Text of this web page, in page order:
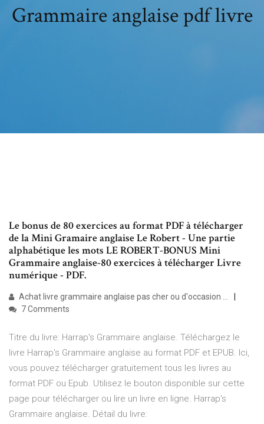
Grammaire anglaise pdf livre
Le bonus de 80 exercices au format PDF à télécharger
de la Mini Gramaire anglaise Le Robert - Une partie
alphabétique les mots LE ROBERT-BONUS Mini
Grammaire anglaise-80 exercices à télécharger Livre
numérique - PDF.
Achat livre grammaire anglaise pas cher ou d'occasion ...
7 Comments
Titre du livre: Harrap's Grammaire anglaise. Téléchargez le
livre Harrap's Grammaire anglaise au format PDF et EPUB. Ici,
vous pouvez télécharger gratuitement tous les livres au
format PDF ou Epub. Utilisez le bouton disponible sur cette
page pour télécharger ou lire un livre en ligne. Harrap's
Grammaire anglaise. Détail du livre: